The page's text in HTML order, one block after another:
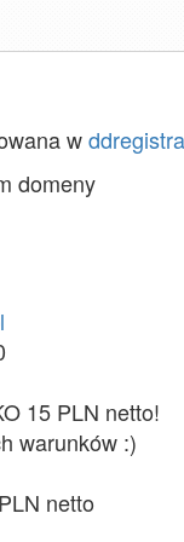
w
domeny
15 PLN netto!
warunków :)
netto